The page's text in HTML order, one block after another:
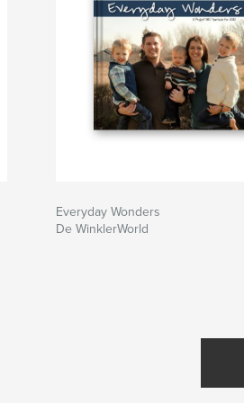
Everyday Wonders
De WinklerWorld